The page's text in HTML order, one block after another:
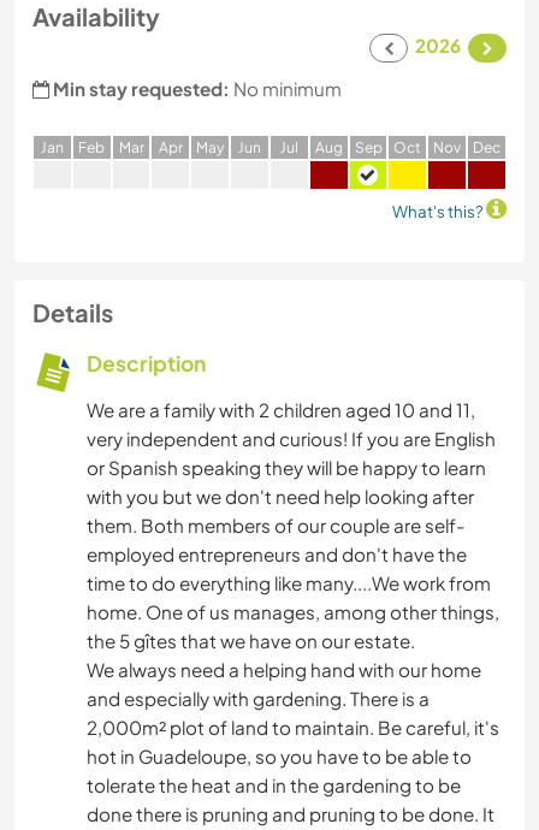
Availability
2026
Min stay requested: No minimum
Jan Feb Mar Apr May Jun Jul Aug Sep Oct Nov Dec
What's this?
Details
Description
We are a family with 2 children aged 10 and 11,
very independent and curious! If you are English
or Spanish speaking they will be happy to learn
with you but we don't need help looking after
them. Both members of our couple are self-
employed entrepreneurs and don't have the
time to do everything like many....We work from
home. One of us manages, among other things,
the 5 gîtes that we have on our estate.
We always need a helping hand with our home
and especially with gardening. There is a
2,000m² plot of land to maintain. Be careful, it's
hot in Guadeloupe, so you have to be able to
tolerate the heat and in the gardening to be
done there is pruning and pruning to be done. It